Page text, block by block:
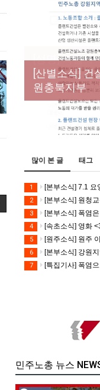
[성명] 막을
라 : 청년노동
과 재발방지
[산별소식] 건
원충북지부
[강릉,속초,원
모
[조합원☆인
규직노동조합
[본부소식] 강
많이 본 글 태그
1 [본부소식] 7.1 요
2 [본부소식] 원청교섭 원년.
3 [본부소식] 폭염은 재
4 [속초소식] 영화
5 [원주소식] 원주
6 [본부소식] 강원
7 [특집기사] 폭염
민주노총 뉴스